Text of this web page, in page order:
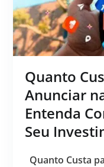
Quanto
Anunciar
Entenda
Seu
Quanto Custa